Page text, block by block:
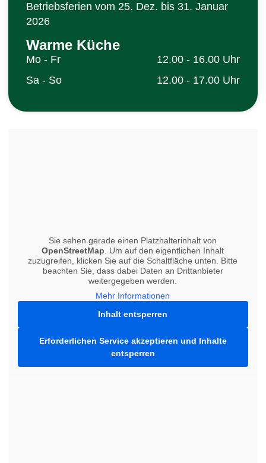
Sie sehen gerade einen Platzhalterinhalt von
OpenStreetMap . Um auf den eigentlichen Inhalt
zuzugreifen, klicken Sie auf die Schaltfläche unten. Bitte
beachten Sie, dass dabei Daten an Drittanbieter
weitergegeben werden.
Mehr Informationen
Inhalt entsperren
Erforderlichen Service akzeptieren und Inhalte
entsperren
Betriebsferien vom 25. Dez. bis 31. Januar
2026
Warme Küche
Mo - Fr
12.00 - 16.00 Uhr
Sa - So
12.00 - 17.00 Uhr